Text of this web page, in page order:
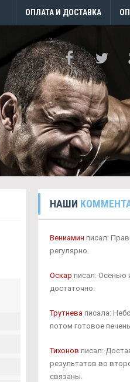
ОПЛАТА И ДОСТАВКА
НАШИ
Вениамин писал:
регулярно.
Оскар писал: Осенью
достаточно.
Трутневаписала:
потом готовое
Тихонов писал:
результатов во
связаны.